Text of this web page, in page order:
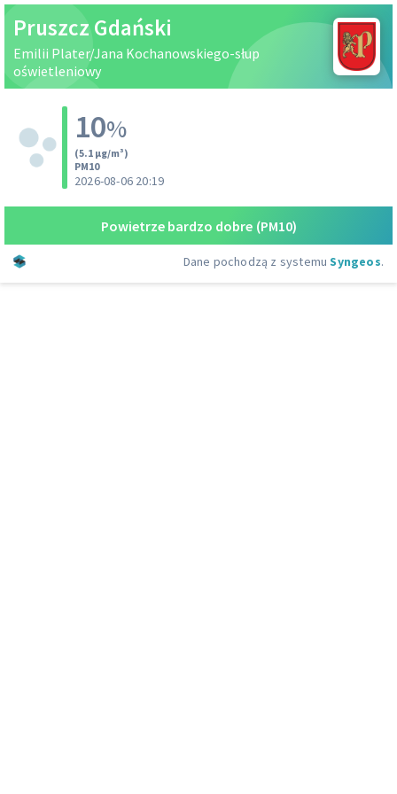
Pruszcz Gdański
Emilii Plater/Jana Kochanowskiego-słup
oświetleniowy
10%
(5.1 µg/m³)
PM10
2026-08-06 20:19
Powietrze bardzo dobre (PM10)
Dane pochodzą z systemuSyngeos.